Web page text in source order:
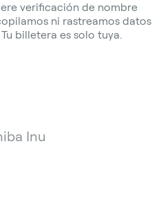
verificación de nombre
ni rastreamos datos
billetera es solo tuya.
Inu